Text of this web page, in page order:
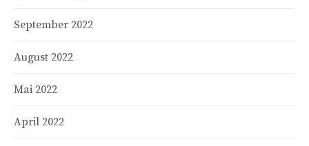
September 2022
August 2022
Mai 2022
April 2022